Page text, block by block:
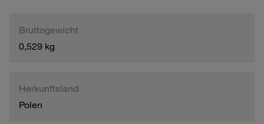
Bruttogewicht
0,529 kg
Herkunftsland
Polen